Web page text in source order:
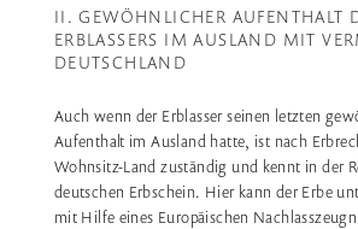
II. GEWÖHNLICHER AUFENTHALT
ERBLASSERS IM AUSLAND MIT
DEUTSCHLAND
Auch wenn der Erblasser seinen letzten
Aufenthalt im Ausland hatte, ist nach
Wohnsitz-Land zuständig und kennt in der
deutschen Erbschein. Hier kann der Erbe
mit Hilfe eines Europäischen